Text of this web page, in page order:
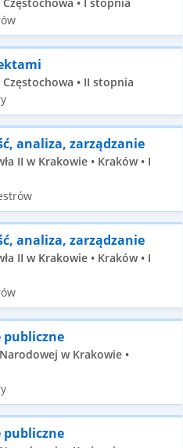
• II stopnia
analiza, zarządzanie
II w Krakowie • Kraków • I
analiza, zarządzanie
II w Krakowie • Kraków • I
publiczne
w Krakowie •
publiczne